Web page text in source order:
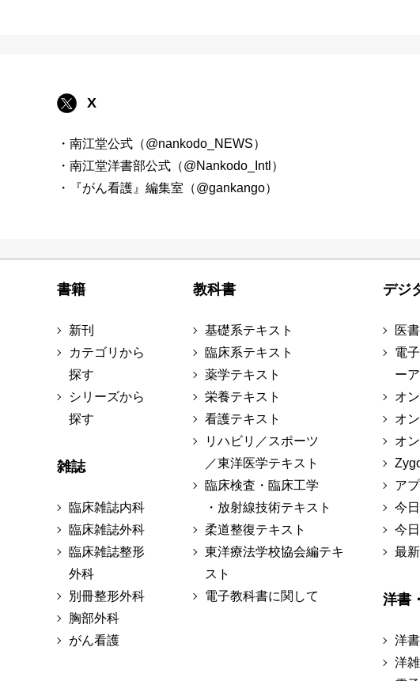
X
・南江堂公式（@nankodo_NEWS）
・南江堂洋書部公式（@Nankodo_Intl）
・『がん看護』編集室（@gankango）
書籍
新刊
カテゴリから
探す
シリーズから
探す
雑誌
臨床雑誌内科
臨床雑誌外科
臨床雑誌整形
外科
別冊整形外科
胸部外科
がん看護
教科書
基礎系テキスト
臨床系テキスト
薬学テキスト
栄養テキスト
看護テキスト
リハビリ／スポーツ
／東洋医学テキスト
臨床検査・臨床工学
・放射線技術テキスト
柔道整復テキスト
東洋療法学校協会編テキ
スト
電子教科書に関して
デジ
医
電
ーア
オ
オ
オ
ア
今
今
最
洋書
洋書
洋